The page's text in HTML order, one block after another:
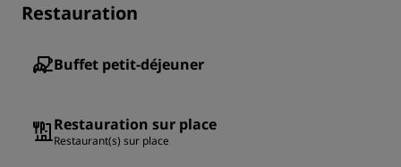
Restauration
Buffet petit-déjeuner
Restauration sur place
Restaurant(s) sur place